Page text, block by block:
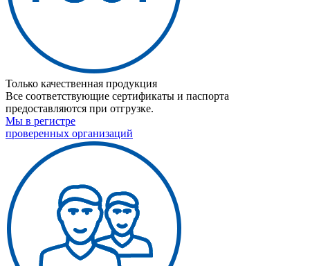
Только качественная продукция
Все соответствующие сертификаты и паспорта
предоставляются при отгрузке.
Мы в регистре
проверенных организаций